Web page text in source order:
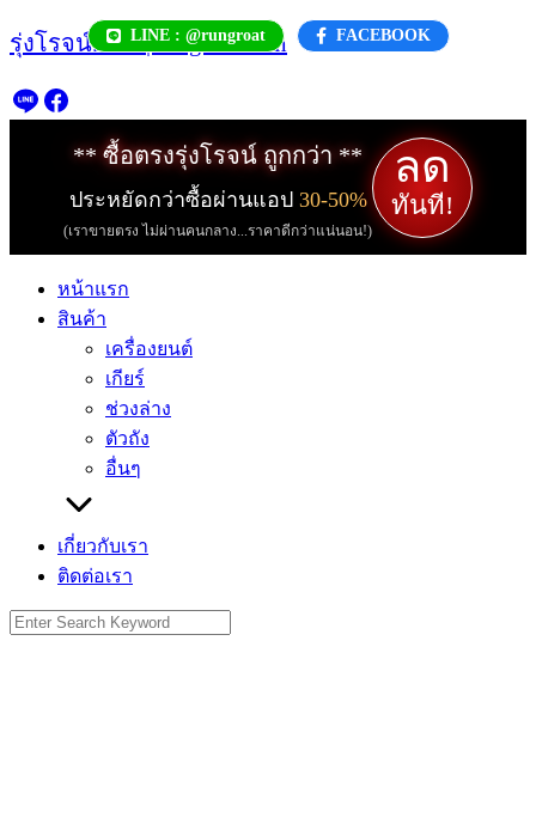
Skip
to
LINE : @rungroat FACEBOOK
รุ่งโรจน์.com | rungroat.com
** ซื้อตรงรุ่งโรจน์ ถูกกว่า **
ประหยัดกว่าซื้อผ่านแอป 30-50%
(เราขายตรง ไม่ผ่านคนกลาง...ราคาดีกว่าแน่นอน!)
ลด
ทันที!
หน้าแรก
สินค้า
เครื่องยนต์
เกียร์
ช่วงล่าง
ตัวถัง
อื่นๆ
เกี่ยวกับเรา
ติดต่อเรา
Search
for: